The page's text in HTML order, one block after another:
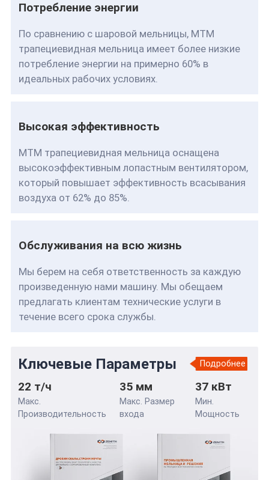
Потребление энергии
По сравнению с шаровой мельницы, MTM
трапециевидная мельница имеет более низкие
потребление энергии на примерно 60% в
идеальных рабочих условиях.
Высокая эффективность
MTM трапециевидная мельница оснащена
высокоэффективным лопастным вентилятором,
который повышает эффективность всасывания
воздуха от 62% до 85%.
Обслуживания на всю жизнь
Мы берем на себя ответственность за каждую
произведенную нами машину. Мы обещаем
предлагать клиентам технические услуги в
течение всего срока службы.
Ключевые Параметры Подробнее
22 т/ч
Макс.
Производительность
35 мм
Макс. Размер
входа
37 кВт
Мин.
Мощность